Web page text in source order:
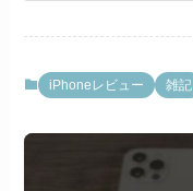
ー iPhoneレビュー 雑記